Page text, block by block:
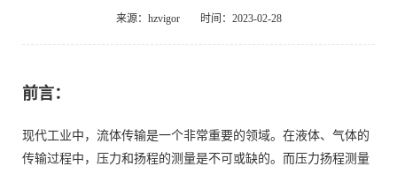
来源：hzvigor 时间：2023-02-28
前言：
现代工业中，流体传输是一个非常重要的领域。在液体、气体的
传输过程中，压力和扬程的测量是不可或缺的。而压力扬程测量